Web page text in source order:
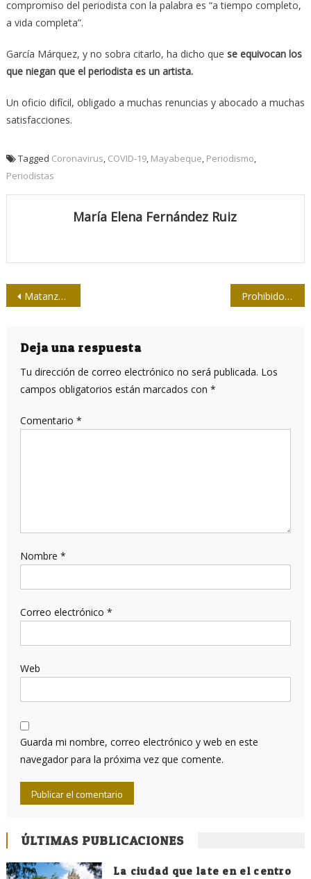
compromiso del periodista con la palabra es “a tiempo completo,
a vida completa”.
García Márquez, y no sobra citarlo, ha dicho que se equivocan los
que niegan que el periodista es un artista.
Un oficio difícil, obligado a muchas renuncias y abocado a muchas
satisfacciones.
Tagged Coronavirus COVID-19, Mayabeque Periodismo
Periodistas
María Elena Fernández Ruiz
Navegación
entradas
Matanzas: Mantener la vitalidad de la radio, pero cuidando a nuestra gente (+ Videos) Prohibido olvidar a Henry Reeve
Deja una respuesta
Tu dirección de correo electrónico no será publicada. Los
campos obligatorios están marcados con *
Comentario *
Nombre *
Correo electrónico *
Web
Guarda mi nombre, correo electrónico y web en este
navegador para la próxima vez que comente.
ÚLTIMAS PUBLICACIONES
La ciudad que late en el centro